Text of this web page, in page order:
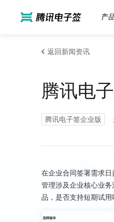
产
返回新闻资讯
腾讯电
腾讯电子签企业版
在企业合同签署需求
管理涉及企业核心业
品，是否支持短期试用